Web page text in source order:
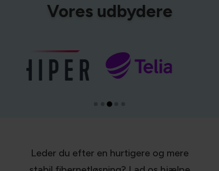
Vores udbydere
Leder du efter en hurtigere og mere